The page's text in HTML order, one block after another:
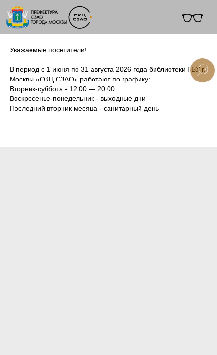
+7 (495) 495-91-10
Уважаемые посетители!
В период с 1 июня по 31 августа 2026 года библиотеки ГБУ г.
Москвы «ОКЦ СЗАО» работают по графику:
Вторник-суббота - 12:00 — 20:00
Воскресенье-понедельник - выходные дни
Последний вторник месяца - санитарный день